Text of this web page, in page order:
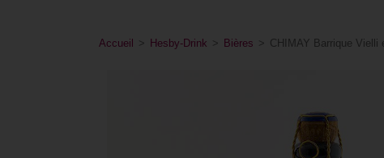
Accueil > Hesby-Drink > Bières > CHIMAY Barrique Vielli